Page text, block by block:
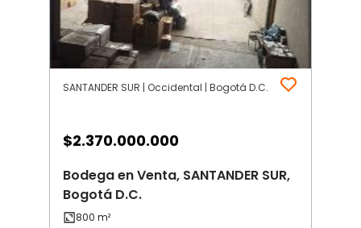
SANTANDER SUR | Occidental | Bogotá D.C.
$2.370.000.000
Bodega en Venta, SANTANDER SUR,
Bogotá D.C.